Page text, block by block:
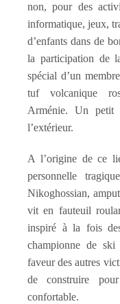
non, pour des
informatique, jeux,
d’enfants dans de
la participation de
spécial d’un
tuf volcanique
Arménie. Un petit
l’extérieur.
A l’origine de ce
personnelle
Nikoghossian,
vit en fauteuil
inspiré à la fois
championne de ski
faveur des autres
de construire
confortable.